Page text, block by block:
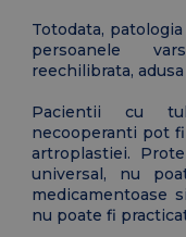
Totodata,
persoanele
reechilibrata,
Pacientii cu
necooperanti pot
artroplastiei.
universal, nu
medicamentoase
nu poate fi